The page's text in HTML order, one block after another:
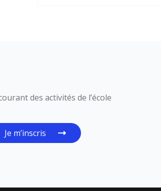
des activités de l’école
Je m’inscris